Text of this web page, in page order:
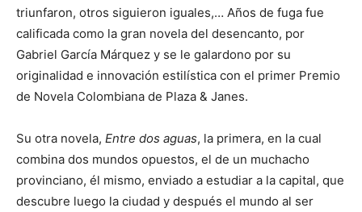
triunfaron, otros siguieron iguales,… Años de fuga fue
calificada como la gran novela del desencanto, por
Gabriel García Márquez y se le galardono por su
originalidad e innovación estilística con el primer Premio
de Novela Colombiana de Plaza & Janes.
Su otra novela, Entre dos aguas, la primera, en la cual
combina dos mundos opuestos, el de un muchacho
provinciano, él mismo, enviado a estudiar a la capital, que
descubre luego la ciudad y después el mundo al ser